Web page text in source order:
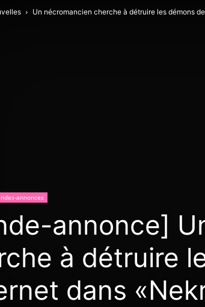
Un nécromancien cherche à détruire les démons
annonces
annonce]
à détruire
dans